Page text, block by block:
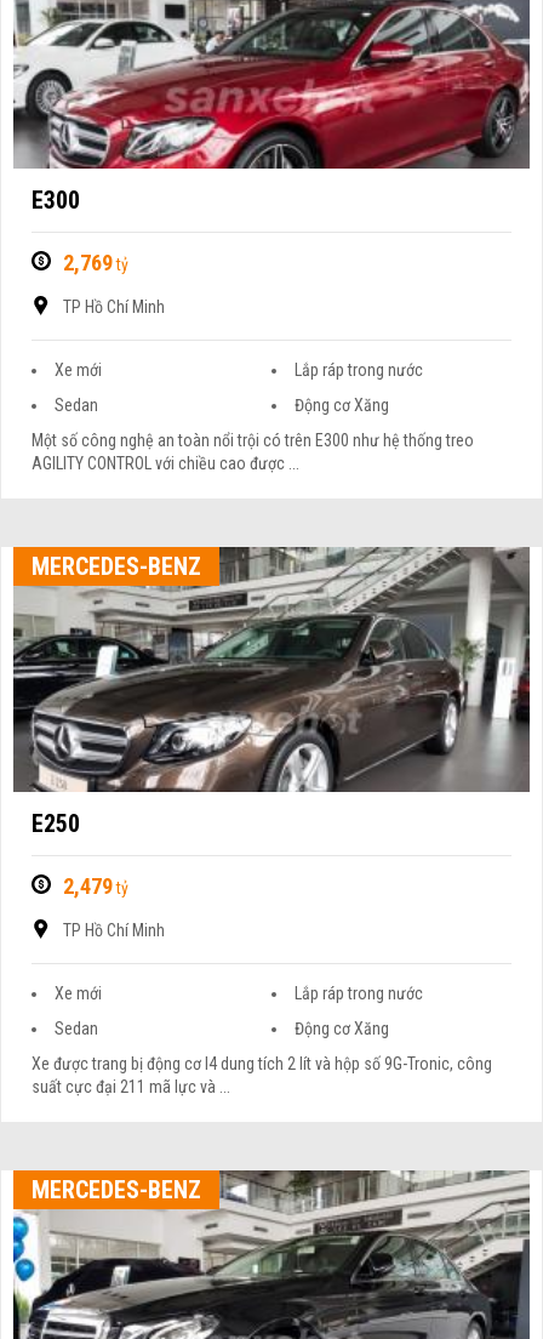
E300
2,769tỷ
TP Hồ Chí Minh
Xe mới
Lắp ráp trong nước
Sedan
Động cơ Xăng
Một số công nghệ an toàn nổi trội có trên E300 như hệ thống treo
AGILITY CONTROL với chiều cao được ...
MERCEDES-BENZ
E250
2,479tỷ
TP Hồ Chí Minh
Xe mới
Lắp ráp trong nước
Sedan
Động cơ Xăng
Xe được trang bị động cơ I4 dung tích 2 lít và hộp số 9G-Tronic, công
suất cực đại 211 mã lực và ...
MERCEDES-BENZ